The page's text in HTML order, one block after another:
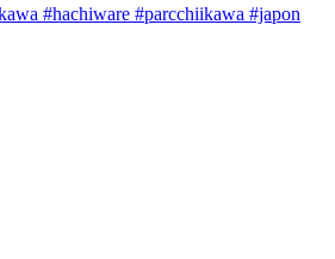
#hachiware #parcchiikawa #japon